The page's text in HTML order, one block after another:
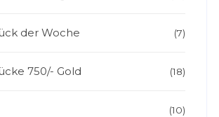
der Woche (7)
750/- Gold (18)
(10)